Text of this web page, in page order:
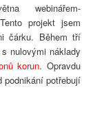
webinářem-
projekt jsem
čárku. Během tří
nulovými náklady
korun. Opravdu
podnikání potřebují